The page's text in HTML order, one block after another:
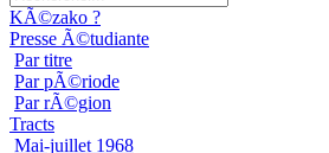
KÃ©zako ?
Presse Ã©tudiante
Par titre
Par pÃ©riode
Par rÃ©gion
Tracts
Mai-juillet 1968